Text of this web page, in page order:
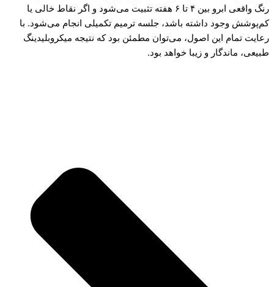
رنگ واقعی ابرو بین ۴ تا ۶ هفته تثبیت می‌شود و اگر نقاط خالی یا
کم‌پوشش وجود داشته باشد، جلسه ترمیم تکمیلی انجام می‌شود. با
رعایت تمام این اصول، می‌توان مطمئن بود که نتیجه میکروبلیدینگ
طبیعی، ماندگار و زیبا خواهد بود.